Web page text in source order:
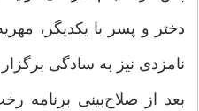
دختر و پسر با یکدیگر،
نامزدی نیز به سادگی
بعد از صلاح‌بینى برنامه